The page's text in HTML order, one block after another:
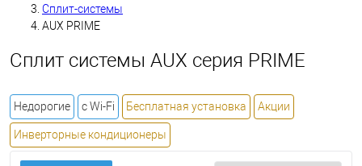
Сплит-системы
AUX PRIME
Сплит системы AUX серия PRIME
Недорогие с Wi-Fi Бесплатная установка Акции
Инверторные кондиционеры